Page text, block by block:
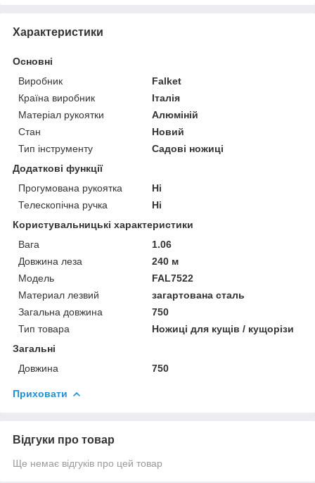
Характеристики
Основні
Виробник
Falket
Країна виробник
Італія
Матеріал рукоятки
Алюміній
Стан
Новий
Тип інструменту
Садові ножиці
Додаткові функції
Прогумована рукоятка
Ні
Телескопічна ручка
Ні
Користувальницькі характеристики
Вага
1.06
Довжина леза
240 м
Мoдель
FAL7522
Материал лезвий
загартована сталь
Загальна довжина
750
Тип товара
Ножиці для кущів / кущорізи
Загальні
Довжина
750
Приховати
Відгуки про товар
Ще немає відгуків про цей товар